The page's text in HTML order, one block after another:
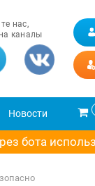
нас,
каналы
Новости
бота